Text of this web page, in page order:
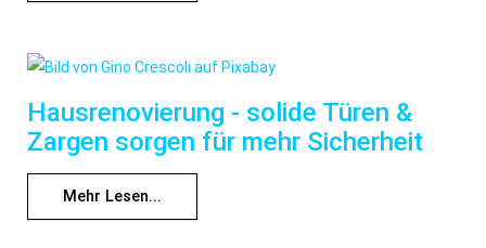
Hausrenovierung - solide Türen &
Zargen sorgen für mehr Sicherheit
Mehr Lesen...